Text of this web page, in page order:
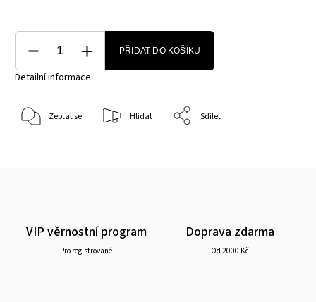
PŘIDAT DO KOŠÍKU
Detailní informace
Zeptat se Hlídat Sdílet
VIP věrnostní program
Pro registrované
Doprava zdarma
Od 2000 Kč